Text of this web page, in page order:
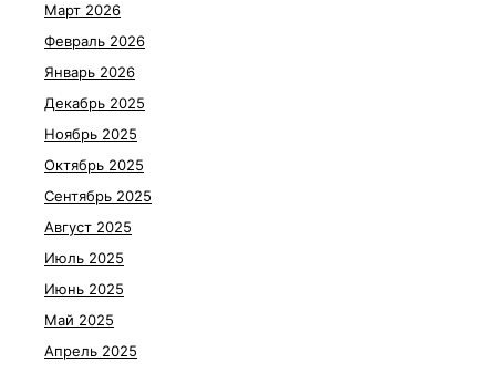
Март 2026
Февраль 2026
Январь 2026
Декабрь 2025
Ноябрь 2025
Октябрь 2025
Сентябрь 2025
Август 2025
Июль 2025
Июнь 2025
Май 2025
Апрель 2025